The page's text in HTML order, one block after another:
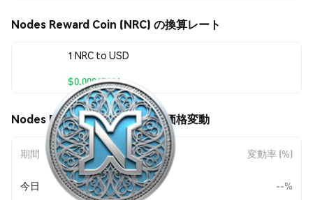
Nodes Reward Coin (NRC) の換算レート
1 NRC to USD
$0.00067921
Nodes Reward Coin (NRC) の価格変動
期間 金額変動 変動率 (%)
今日 -- --%